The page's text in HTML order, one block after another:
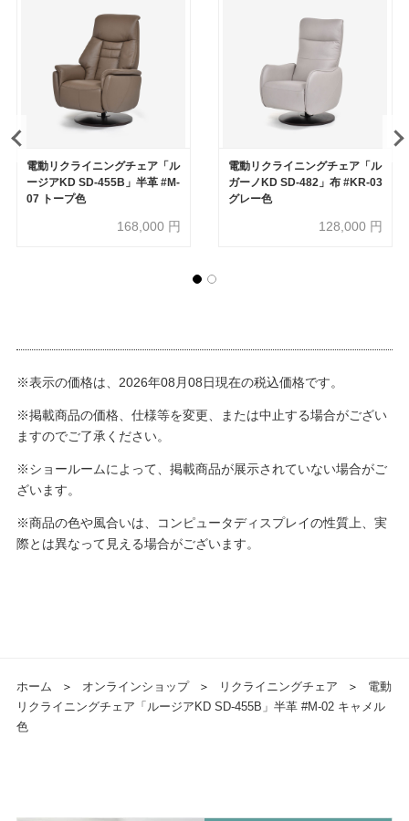
電動リクライニングチェア「ル
ージアKD SD-455B」半革 #M-
07 トープ色
168,000 円
電動リクライニングチェア「ル
ガーノKD SD-482」布 #KR-03
グレー色
128,000 円
※表示の価格は、2026年08月08日現在の税込価格です。
※掲載商品の価格、仕様等を変更、または中止する場合がござい
ますのでご了承ください。
※ショールームによって、掲載商品が展示されていない場合がご
ざいます。
※商品の色や風合いは、コンピュータディスプレイの性質上、実
際とは異なって見える場合がございます。
ホーム ＞ オンラインショップ ＞ リクライニングチェア ＞
電動
リクライニングチェア「ルージアKD SD-455B」半革 #M-02 キャメル
色